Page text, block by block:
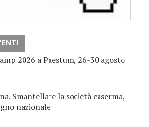
2026 a Paestum, 26-30 agosto
Smantellare la società caserma,
nazionale